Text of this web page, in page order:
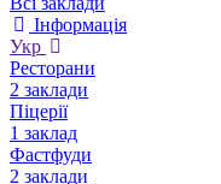
Інформація
Укр
Ресторани
2 заклади
Піцерії
1 заклад
Фастфуди
2 заклади